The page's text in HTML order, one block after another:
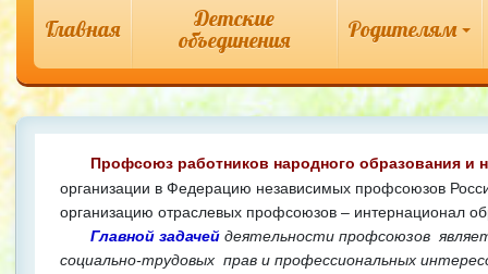
Главная
Детские
объединения
Родителям
Профсоюз работников народного образования и
организации в Федерацию независимых профсоюзов
организацию отраслевых профсоюзов – интернационал
Главной задачей деятельности профсоюзов
социально-трудовых прав и профессиональных